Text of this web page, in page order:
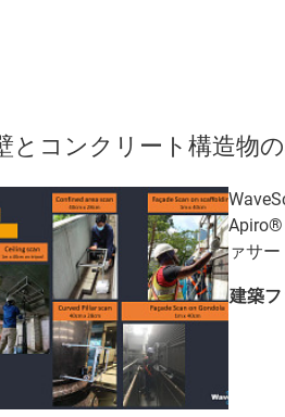
とコンクリート構造物
Apiro®
ァサ
建築